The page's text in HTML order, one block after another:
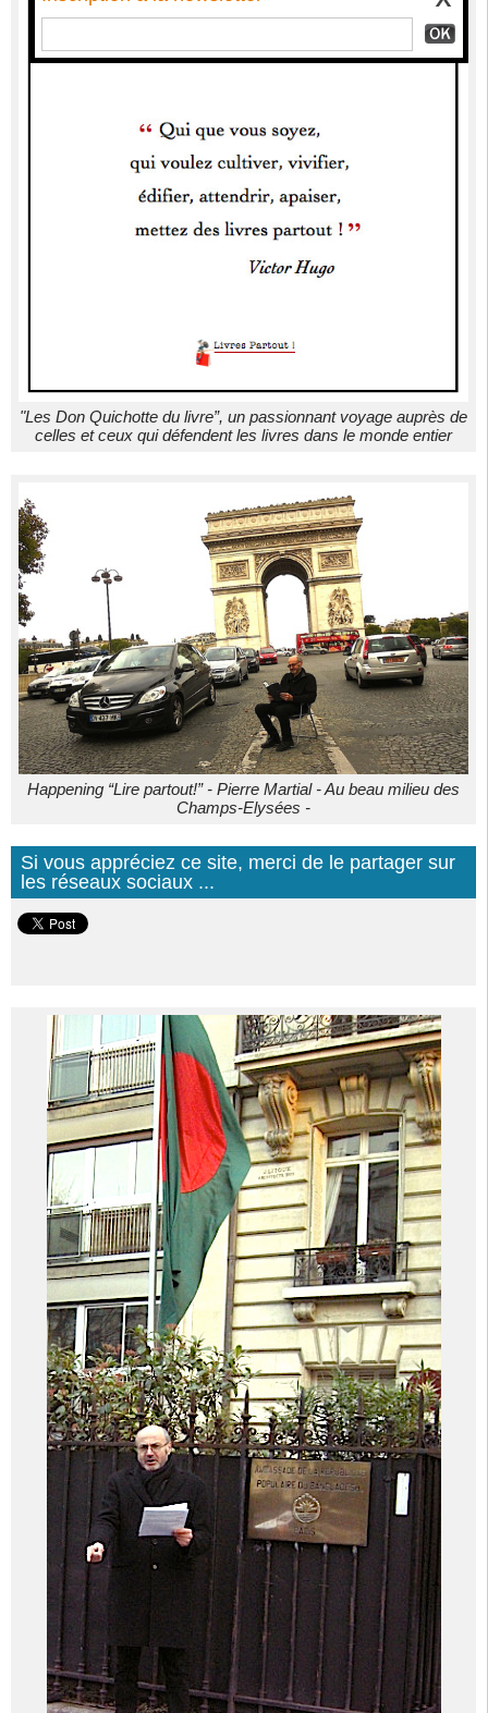
"Les Don Quichotte du livre”, un passionnant voyage auprès de
celles et ceux qui défendent les livres dans le monde entier
Happening “Lire partout!” - Pierre Martial - Au beau milieu des
Champs-Elysées -
Si vous appréciez ce site, merci de le partager sur
les réseaux sociaux ...